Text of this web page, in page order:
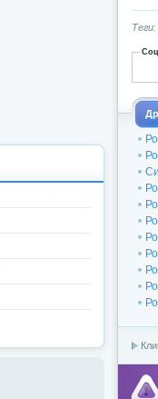
Теги: